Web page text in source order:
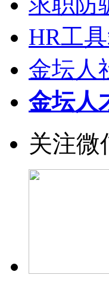
HR工
金坛人
金坛人
关注微